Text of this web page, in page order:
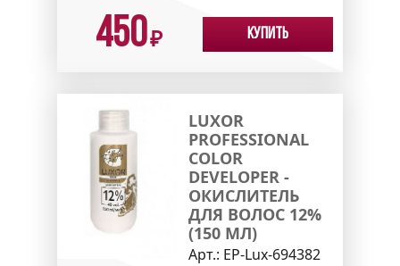
450₽ Купить
LUXOR
PROFESSIONAL
COLOR
DEVELOPER -
ОКИСЛИТЕЛЬ
ДЛЯ ВОЛОС 12%
(150 МЛ)
Арт.: EP-Lux-694382